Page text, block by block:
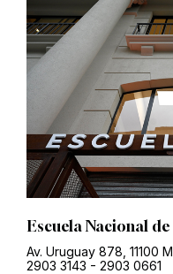
Escuela Nacional
Av. Uruguay 878, 11100
2903 3143 - 2903 0661